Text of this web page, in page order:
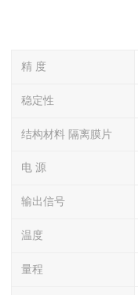
精 度
稳定性
结构材料 隔离膜片
电 源
输出信号
温度
量程